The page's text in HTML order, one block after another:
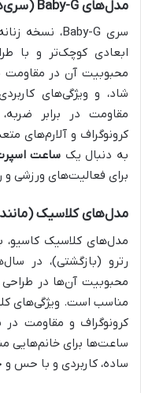
مدل‌های Baby-G (سری‌های منتخب زنانه)
ابعادی کوچک‌تر و با
محبوبیت آن در مقاومت
شاد، و ویژگی‌های
مقاومت در برابر
کرونوگراف و آلارم‌های
به دنبال یک ساعت
برای فعالیت‌های ورزشی و
مدل‌های کلاسیک
مدل‌های کلاسیک
رترو (بازگشتی)، در
محبوبیت آن‌ها در طراحی
مناسب است. ویژگی‌های
کرونوگراف و مقاومت در
ساعت‌ها برای خانم‌هایی
ساده، کاربردی و با حس